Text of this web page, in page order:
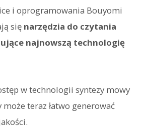
i oprogramowania Bouyomi
się narzędzia do czytania
najnowszą technologię
w technologii syntezy mowy
może teraz łatwo generować